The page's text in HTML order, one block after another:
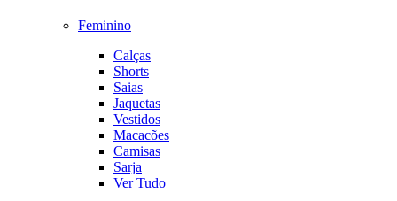
Feminino
Calças
Shorts
Saias
Jaquetas
Vestidos
Macacões
Camisas
Sarja
Ver Tudo